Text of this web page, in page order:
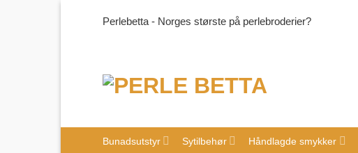
Perlebetta - Norges største på perlebroderier?
Bunadsutstyr Sytilbehør Håndlagde smykker